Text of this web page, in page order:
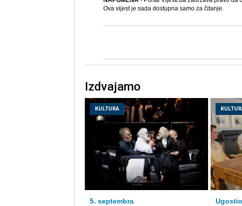
Ova vijest je sada dostupna samo za čitanje.
Izdvajamo
KULTURA
5. septembra